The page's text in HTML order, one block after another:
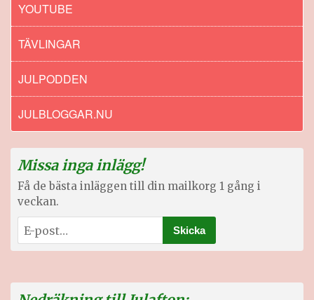
YOUTUBE
TÄVLINGAR
JULPODDEN
JULBLOGGAR.NU
Missa inga inlägg!
Få de bästa inläggen till din mailkorg 1 gång i
veckan.